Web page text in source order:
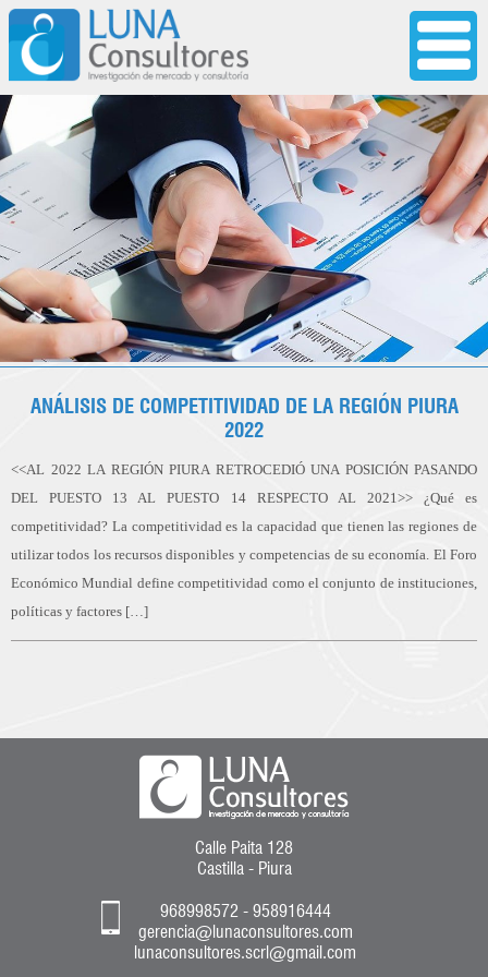
ANÁLISIS DE COMPETITIVIDAD DE LA REGIÓN PIURA
2022
<<AL 2022 LA REGIÓN PIURA RETROCEDIÓ UNA POSICIÓN PASANDO
DEL PUESTO 13 AL PUESTO 14 RESPECTO AL 2021>> ¿Qué es
competitividad? La competitividad es la capacidad que tienen las regiones de
utilizar todos los recursos disponibles y competencias de su economía. El Foro
Económico Mundial define competitividad como el conjunto de instituciones,
políticas y factores […]
Calle Paita 128
Castilla - Piura
968998572 - 958916444
gerencia@lunaconsultores.com
lunaconsultores.scrl@gmail.com